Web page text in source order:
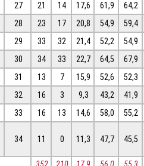
27 21 14 17,6 61,9
64,2
28 23 17 20,8 54,9
59,4
29 33 32 21,4 52,2
54,9
30 34 33 22,7 64,5
67,9
31 13 7 15,9 52,6
52,3
32 16 3 9,3 43,2
41,9
33 16 13 14,6 58,0 55,2
34 11 0 11,3 47,7 45,5